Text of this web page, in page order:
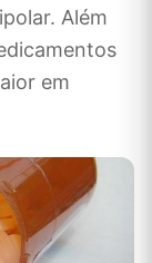
Além
em